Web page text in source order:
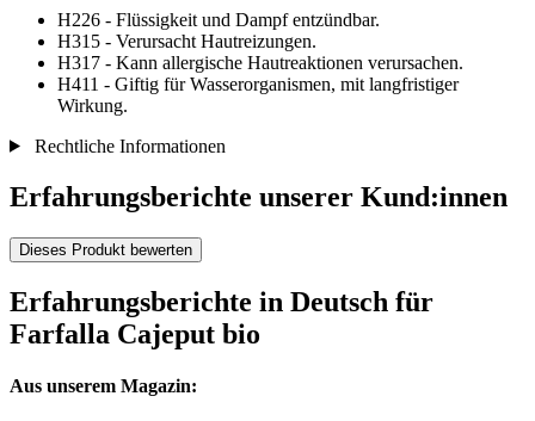
H226 - Flüssigkeit und Dampf entzündbar.
H315 - Verursacht Hautreizungen.
H317 - Kann allergische Hautreaktionen verursachen.
H411 - Giftig für Wasserorganismen, mit langfristiger
Wirkung.
Rechtliche Informationen
Erfahrungsberichte unserer Kund:innen
Dieses Produkt bewerten
Erfahrungsberichte in Deutsch für
Farfalla Cajeput bio
Aus unserem Magazin: